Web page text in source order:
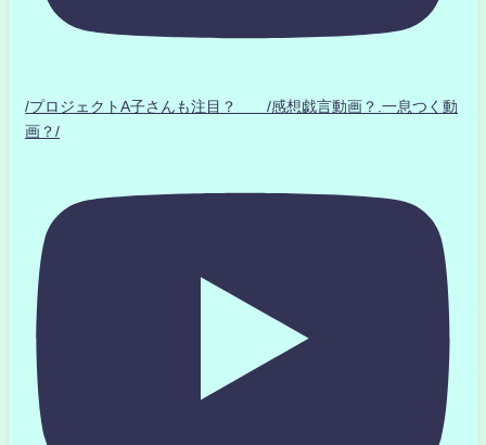
/プロジェクトA子さんも注目？ /感想戯言動画？.一息つく動
画？/